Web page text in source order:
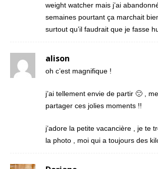
weight watcher mais j’ai
semaines pourtant ça marchait
surtout qu’il faudrait que je fasse
alison
oh c’est magnifique !
j’ai tellement envie de partir 🙁 ,
partager ces jolies moments !!
j’adore la petite vacancière , je te
la photo , moi qui a toujours des